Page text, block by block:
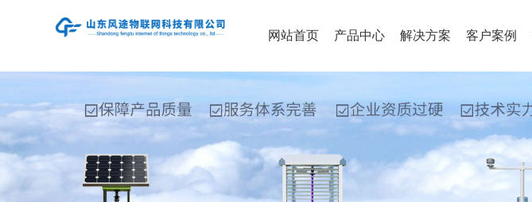
网站首页 产品中心 解决方案 客户案例